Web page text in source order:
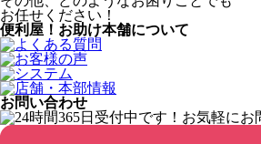
お任せください！
便利屋！お助け本舗について
お問い合わせ